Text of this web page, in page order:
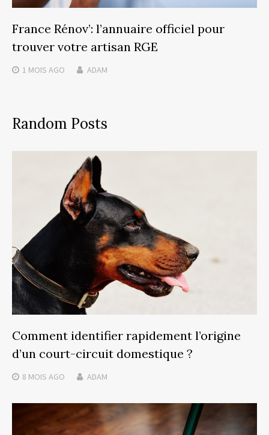
France Rénov’: l’annuaire officiel pour
trouver votre artisan RGE
1 MOIS AGO ADAM
Random Posts
Comment identifier rapidement l’origine
d’un court-circuit domestique ?
8 MOIS AGO ADAM